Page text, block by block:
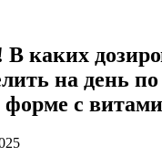
В каких
на день
с